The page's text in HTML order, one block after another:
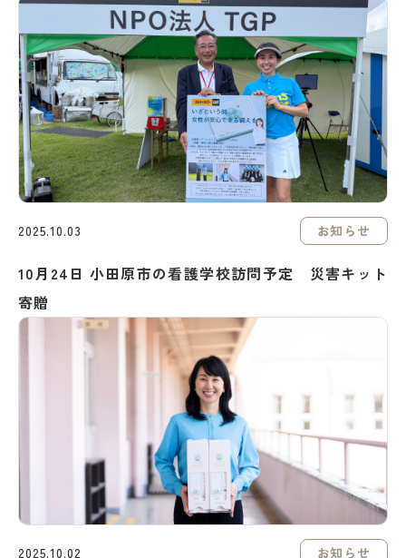
2025.10.03 お知らせ
10月24日 小田原市の看護学校訪問予定 災害キット
寄贈
2025.10.02 お知らせ